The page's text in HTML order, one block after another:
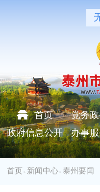
首页 党务
政府信息公开
办事
首页 > 新闻中心 >泰州要闻